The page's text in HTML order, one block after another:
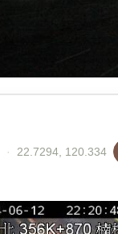
· 22.7294, 120.334